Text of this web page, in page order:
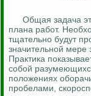
Общая задача
плана работ.
тщательно будут
значительной мере
Практика
собой
положениях
пробелами,